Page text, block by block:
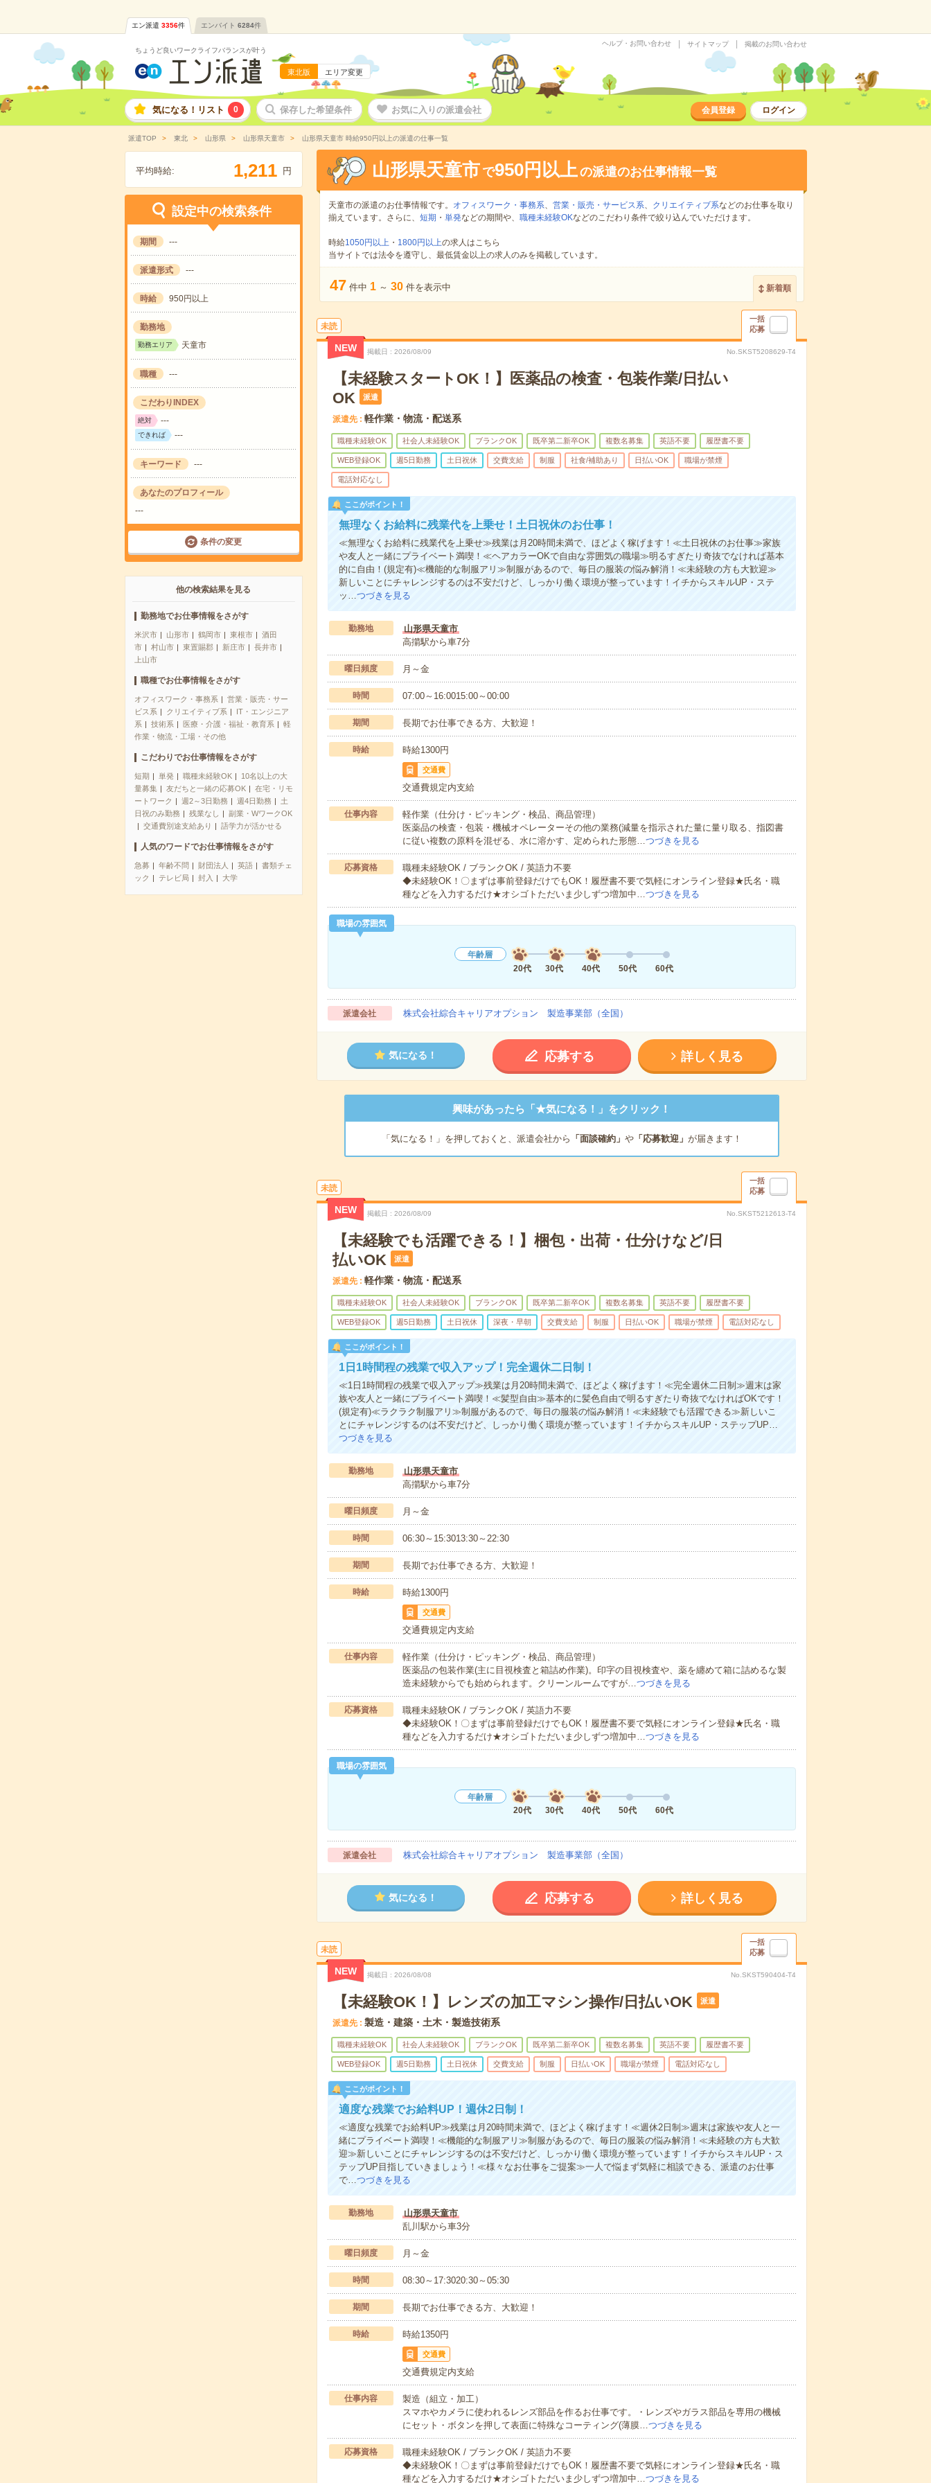
エン派遣 3356件 エンバイト 6284件
ちょうど良いワークライフバランスが叶う
東北版 エリア変更
ヘルプ・お問い合わせ サイトマップ 掲載のお問い合わせ
気になる！リスト 0 保存した希望条件 お気に入りの派遣会社 会員登録 ログイン
派遣TOP 東北 山形県 山形県天童市 山形県天童市 時給950円以上の派遣の仕事一覧
平均時給: 1,211 円
設定中の検索条件
期間 ---
派遣形式 ---
時給 950円以上
勤務地
勤務エリア 天童市
職種 ---
こだわりINDEX
絶対 ---
できれば ---
キーワード ---
あなたのプロフィール
---
条件の変更
他の検索結果を見る
勤務地でお仕事情報をさがす
米沢市 山形市 鶴岡市 東根市
酒田
市
村山市 東置賜郡 新庄市
長井市
上山市
職種でお仕事情報をさがす
オフィスワーク・事務系
営業・販売・サー
ビス系
クリエイティブ系
IT・エンジニア
系
技術系 医療・介護・福祉・教育系
軽
作業・物流・工場・その他
こだわりでお仕事情報をさがす
短期 単発 職種未経験OK
10名以上の大
量募集
友だちと一緒の応募OK
在宅・リモ
ートワーク
週2～3日勤務 週4日勤務
土
日祝のみ勤務
残業なし
副業・WワークOK
交通費別途支給あり
語学力が活かせる
人気のワードでお仕事情報をさがす
急募 年齢不問 財団法人 英語
書類チェ
ック
テレビ局 封入 大学
山形県天童市 で950円以上の派遣のお仕事情報一覧
天童市の派遣のお仕事情報です。 オフィスワーク・事務系、 営業・販売・サービス系、 クリエイティブ系などのお仕事を取り
揃えています。さらに、 短期 ・ 単発などの期間や、 職種未経験OKなどのこだわり条件で絞り込んでいただけます。
時給1050円以上・ 1800円以上の求人はこちら
当サイトでは法令を遵守し、最低賃金以上の求人のみを掲載しています。
47 件中 1 ～ 30 件を表示中 新着順
未読
一括
応募
NEW 掲載日 2026/08/09 No.SKST5208629-T4
【未経験スタートOK！】医薬品の検査・包装作業/日払い
OK
派遣
派遣先 軽作業・物流・配送系
職種未経験OK 社会人未経験OK ブランクOK 既卒第二新卒OK 複数名募集 英語不要 履歴書不要
WEB登録OK 週5日勤務 土日祝休 交費支給 制服 社食/補助あり 日払いOK 職場が禁煙
電話対応なし
ここがポイント！
無理なくお給料に残業代を上乗せ！土日祝休のお仕事！
≪無理なくお給料に残業代を上乗せ≫残業は月20時間未満で、ほどよく稼げます！≪土日祝休のお仕事≫家族
や友人と一緒にプライベート満喫！≪ヘアカラーOKで自由な雰囲気の職場≫明るすぎたり奇抜でなければ基本
的に自由！(規定有)≪機能的な制服アリ≫制服があるので、毎日の服装の悩み解消！≪未経験の方も大歓迎≫
新しいことにチャレンジするのは不安だけど、しっかり働く環境が整っています！イチからスキルUP・ステ
ッ…つづきを見る
勤務地
山形県天童市
高擶駅から車7分
曜日頻度 月～金
時間 07:00～16:0015:00～00:00
期間 長期でお仕事できる方、大歓迎！
時給 時給1300円
交通費
交通費規定内支給
仕事内容
軽作業（仕分け・ピッキング・検品、商品管理）
医薬品の検査・包装・機械オペレーターその他の業務(減量を指示された量に量り取る、指図書
に従い複数の原料を混ぜる、水に溶かす、定められた形態…つづきを見る
応募資格
職種未経験OK / ブランクOK / 英語力不要
◆未経験OK！〇まずは事前登録だけでもOK！履歴書不要で気軽にオンライン登録★氏名・職
種などを入力するだけ★オシゴトただいま少しずつ増加中…つづきを見る
職場の雰囲気
年齢層
20代
30代 40代 50代 60代
派遣会社 株式会社綜合キャリアオプション 製造事業部（全国）
気になる！ 応募する 詳しく見る
興味があったら「★気になる！」をクリック！
「気になる！」を押しておくと、派遣会社から 「面談確約」 や「応募歓迎」 が届きます！
未読
一括
応募
NEW 掲載日 2026/08/09 No.SKST5212613-T4
【未経験でも活躍できる！】梱包・出荷・仕分けなど/日
払いOK
派遣
派遣先 軽作業・物流・配送系
職種未経験OK 社会人未経験OK ブランクOK 既卒第二新卒OK 複数名募集 英語不要 履歴書不要
WEB登録OK 週5日勤務 土日祝休 深夜・早朝 交費支給 制服 日払いOK 職場が禁煙 電話対応なし
ここがポイント！
1日1時間程の残業で収入アップ！完全週休二日制！
≪1日1時間程の残業で収入アップ≫残業は月20時間未満で、ほどよく稼げます！≪完全週休二日制≫週末は家
族や友人と一緒にプライベート満喫！≪髪型自由≫基本的に髪色自由で明るすぎたり奇抜でなければOKです！
(規定有)≪ラクラク制服アリ≫制服があるので、毎日の服装の悩み解消！≪未経験でも活躍できる≫新しいこ
とにチャレンジするのは不安だけど、しっかり働く環境が整っています！イチからスキルUP・ステップUP…
つづきを見る
勤務地
山形県天童市
高擶駅から車7分
曜日頻度 月～金
時間 06:30～15:3013:30～22:30
期間 長期でお仕事できる方、大歓迎！
時給 時給1300円
交通費
交通費規定内支給
仕事内容
軽作業（仕分け・ピッキング・検品、商品管理）
医薬品の包装作業(主に目視検査と箱詰め作業)。印字の目視検査や、薬を纏めて箱に詰めるな製
造未経験からでも始められます。クリーンルームですが… つづきを見る
応募資格
職種未経験OK / ブランクOK / 英語力不要
◆未経験OK！〇まずは事前登録だけでもOK！履歴書不要で気軽にオンライン登録★氏名・職
種などを入力するだけ★オシゴトただいま少しずつ増加中… つづきを見る
職場の雰囲気
年齢層
20代
30代 40代 50代 60代
派遣会社 株式会社綜合キャリアオプション 製造事業部（全国）
気になる！ 応募する 詳しく見る
未読
一括
応募
NEW 掲載日 2026/08/08 No.SKST590404-T4
【未経験OK！】レンズの加工マシン操作/日払いOK 派遣
派遣先 製造・建築・土木・製造技術系
職種未経験OK 社会人未経験OK ブランクOK 既卒第二新卒OK 複数名募集 英語不要 履歴書不要
WEB登録OK 週5日勤務 土日祝休 交費支給 制服 日払いOK 職場が禁煙 電話対応なし
ここがポイント！
適度な残業でお給料UP！週休2日制！
≪適度な残業でお給料UP≫残業は月20時間未満で、ほどよく稼げます！≪週休2日制≫週末は家族や友人と一
緒にプライベート満喫！≪機能的な制服アリ≫制服があるので、毎日の服装の悩み解消！≪未経験の方も大歓
迎≫新しいことにチャレンジするのは不安だけど、しっかり働く環境が整っています！イチからスキルUP・ス
テップUP目指していきましょう！≪様々なお仕事をご提案≫一人で悩まず気軽に相談できる、派遣のお仕事
で…つづきを見る
勤務地
山形県天童市
乱川駅から車3分
曜日頻度 月～金
時間 08:30～17:3020:30～05:30
期間 長期でお仕事できる方、大歓迎！
時給 時給1350円
交通費
交通費規定内支給
仕事内容
製造（組立・加工）
スマホやカメラに使われるレンズ部品を作るお仕事です。・レンズやガラス部品を専用の機械
にセット・ボタンを押して表面に特殊なコーティング(薄膜…つづきを見る
応募資格
職種未経験OK / ブランクOK / 英語力不要
◆未経験OK！〇まずは事前登録だけでもOK！履歴書不要で気軽にオンライン登録★氏名・職
種などを入力するだけ★オシゴトただいま少しずつ増加中…つづきを見る